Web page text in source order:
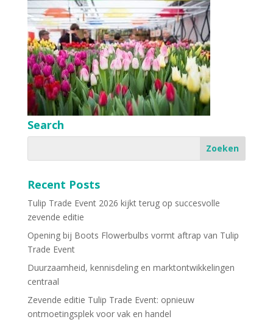
Search
Recent Posts
Tulip Trade Event 2026 kijkt terug op succesvolle
zevende editie
Opening bij Boots Flowerbulbs vormt aftrap van Tulip
Trade Event
Duurzaamheid, kennisdeling en marktontwikkelingen
centraal
Zevende editie Tulip Trade Event: opnieuw
ontmoetingsplek voor vak en handel